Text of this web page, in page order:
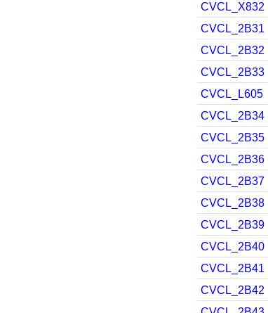
CVCL_X832
CVCL_2B31
CVCL_2B32
CVCL_2B33
CVCL_L605
CVCL_2B34
CVCL_2B35
CVCL_2B36
CVCL_2B37
CVCL_2B38
CVCL_2B39
CVCL_2B40
CVCL_2B41
CVCL_2B42